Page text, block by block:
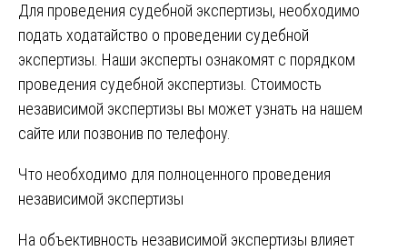
Для проведения судебной экспертизы, необходимо
подать ходатайство о проведении судебной
экспертизы. Наши эксперты ознакомят с порядком
проведения судебной экспертизы. Стоимость
независимой экспертизы вы может узнать на нашем
сайте или позвонив по телефону.
Что необходимо для полноценного проведения
независимой экспертизы
На объективность независимой экспертизы влияет